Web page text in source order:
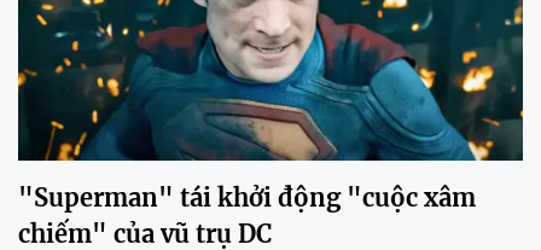
"Superman" tái khởi động "cuộc xâm
chiếm" của vũ trụ DC